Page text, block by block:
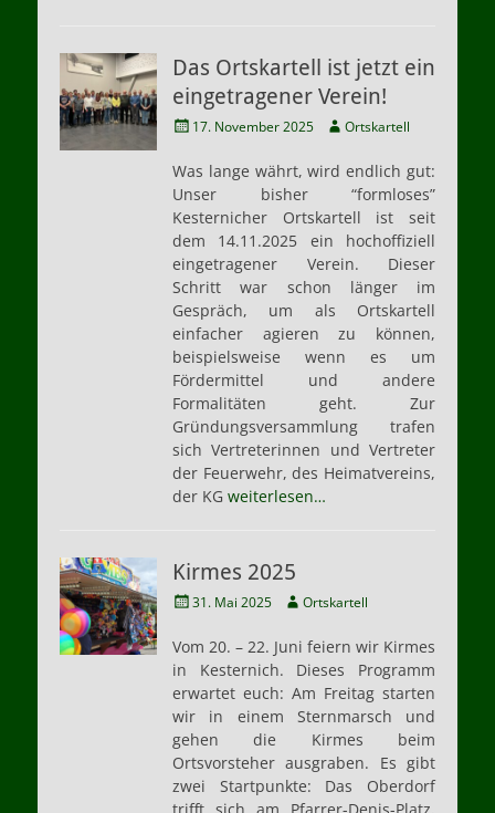
Das Ortskartell ist jetzt ein
eingetragener Verein!
Veröffentlicht
17. November 2025 AutorOrtskartell
Was lange währt, wird endlich gut:
Unser bisher “formloses”
Kesternicher Ortskartell ist seit
dem 14.11.2025 ein hochoffiziell
eingetragener Verein. Dieser
Schritt war schon länger im
Gespräch, um als Ortskartell
einfacher agieren zu können,
beispielsweise wenn es um
Fördermittel und andere
Formalitäten geht. Zur
Gründungsversammlung trafen
sich Vertreterinnen und Vertreter
der Feuerwehr, des Heimatvereins,
der KG weiterlesen…
Kirmes 2025
Veröffentlicht
31. Mai 2025 AutorOrtskartell
Vom 20. – 22. Juni feiern wir Kirmes
in Kesternich. Dieses Programm
erwartet euch: Am Freitag starten
wir in einem Sternmarsch und
gehen die Kirmes beim
Ortsvorsteher ausgraben. Es gibt
zwei Startpunkte: Das Oberdorf